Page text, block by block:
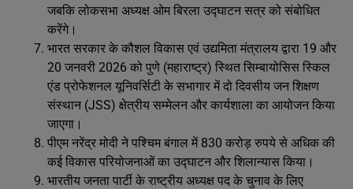
जबकि लोकसभा अध्यक्ष ओम बिरला उद्घाटन सत्र को संबोधित
करेंगे।
भारत सरकार के कौशल विकास एवं उद्यमिता मंत्रालय द्वारा 19 और
20 जनवरी 2026 को पुणे (महाराष्ट्र) स्थित सिम्बायोसिस स्किल
एंड प्रोफेशनल यूनिवर्सिटी के सभागार में दो दिवसीय जन शिक्षण
संस्थान (JSS) क्षेत्रीय सम्मेलन और कार्यशाला का आयोजन किया
जाएगा।
पीएम नरेंद्र मोदी ने पश्चिम बंगाल में 830 करोड़ रुपये से अधिक की
कई विकास परियोजनाओं का उद्घाटन और शिलान्यास किया।
भारतीय जनता पार्टी के राष्ट्रीय अध्यक्ष पद के चुनाव के लिए